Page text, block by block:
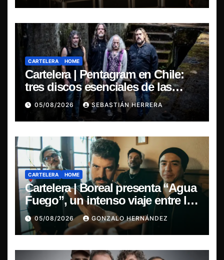
CARTELERA HOME
Cartelera | Pentagram en Chile:
tres discos esenciales de las
leyendas del doom
05/08/2026 SEBASTIÁN HERRERA
CARTELERA HOME
Cartelera | Boreal presenta “Agua
Fuego”, un intenso viaje entre la
pasión y la desilusión
05/08/2026 GONZALO HERNÁNDEZ